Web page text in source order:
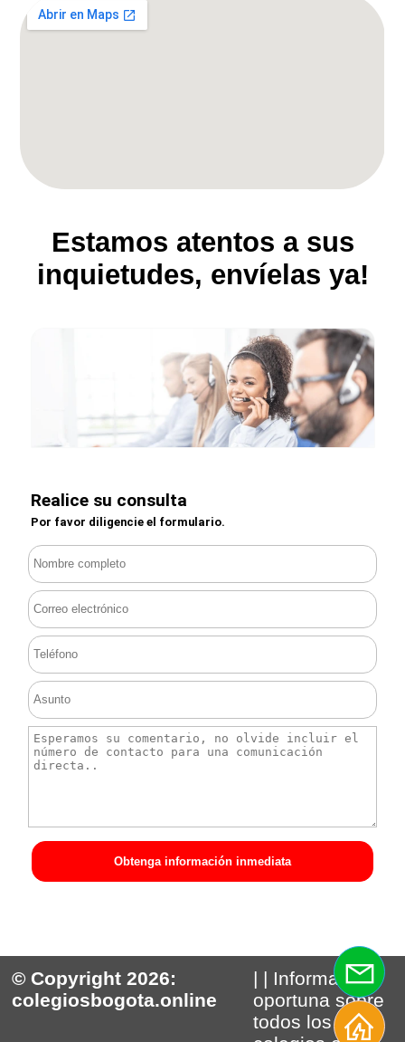
Estamos atentos a sus
inquietudes, envíelas ya!
Realice su consulta
Por favor diligencie el formulario.
Obtenga información inmediata
© Copyright 2026:
colegiosbogota.online
| | Información
oportuna sobre
todos los